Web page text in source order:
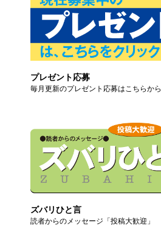
プレゼント応募
毎月更新のプレゼント応募はこちらから
ズバリひと言
読者からのメッセージ「投稿大歓迎」